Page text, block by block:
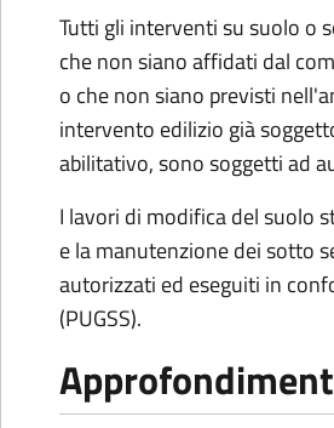
Tutti gli interventi su suolo o
che non siano affidati dal
o che non siano previsti
intervento edilizio già
abilitativo, sono soggetti ad
I lavori di modifica del suolo
e la manutenzione dei sotto
autorizzati ed eseguiti in
(PUGSS).